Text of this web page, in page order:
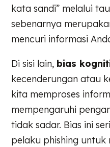
kata sandi” melalui
sebenarnya
mencuri informasi
Di sisi lain, bias
kecenderungan atau
kita memproses
mempengaruhi
tidak sadar. Bias ini
pelaku phishing